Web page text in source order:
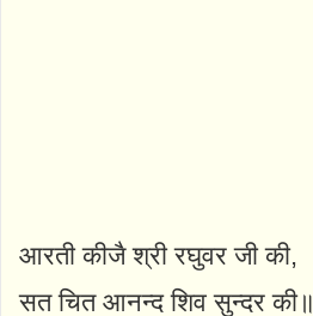
आरती कीजै श्री रघुवर जी की,
सत चित आनन्द शिव सुन्दर की॥